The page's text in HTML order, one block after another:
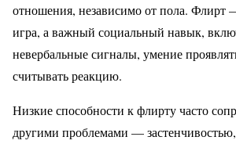
отношения, независимо от пола. Флирт
игра, а важный социальный навык,
невербальные сигналы, умение
считывать реакцию.
Низкие способности к флирту часто
другими проблемами —